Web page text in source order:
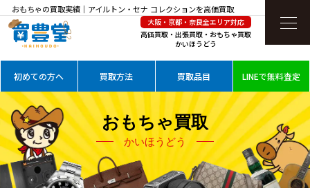
おもちゃの買取実績｜アイルトン・セナ コレクションを高価買取
大阪・京都・奈良全エリア対応
高価買取・出張買取・おもちゃ買取
かいほうどう
初めての方へ 買取方法 買取品目 LINEで無料査定
おもちゃ買取
かいほうどう